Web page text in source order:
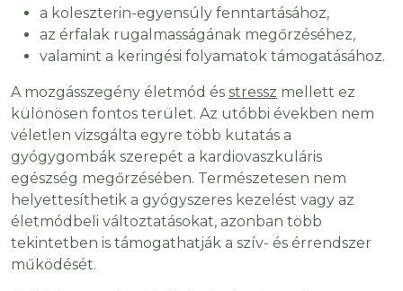
a koleszterin-egyensúly fenntartásához,
az érfalak rugalmasságának megőrzéséhez,
valamint a keringési folyamatok támogatásához.
A mozgásszegény életmód és stressz mellett ez
különösen fontos terület. Az utóbbi években nem
véletlen vizsgálta egyre több kutatás a
gyógygombák szerepét a kardiovaszkuláris
egészség megőrzésében. Természetesen nem
helyettesíthetik a gyógyszeres kezelést vagy az
életmódbeli változtatásokat, azonban több
tekintetben is támogathatják a szív- és érrendszer
működését.